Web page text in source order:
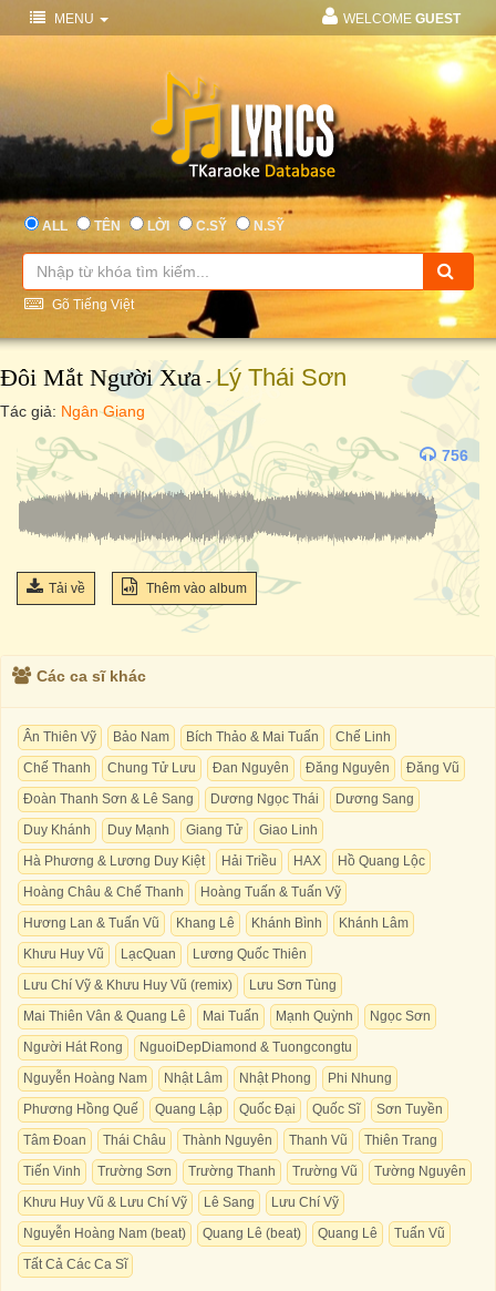
MENU WELCOME GUEST
ALL TÊN LỜI C.SỸ N.SỸ
Gõ Tiếng Việt
Đôi Mắt Người Xưa -Lý Thái Sơn
Tác giả: Ngân Giang
756
Tải về Thêm vào album
Các ca sĩ khác
Ân Thiên Vỹ Bảo Nam Bích Thảo & Mai Tuấn
Chế Linh
Chế Thanh
Chung Tử Lưu Đan Nguyên Đăng Nguyên
Đăng Vũ
Đoàn Thanh Sơn & Lê Sang
Dương Ngọc Thái
Dương Sang
Duy Khánh
Duy Mạnh Giang Tử
Giao Linh
Hà Phương & Lương Duy Kiệt
Hải Triều HAX
Hồ Quang Lộc
Hoàng Châu & Chế Thanh
Hoàng Tuấn & Tuấn Vỹ
Hương Lan & Tuấn Vũ
Khang Lê Khánh Bình
Khánh Lâm
Khưu Huy Vũ
LạcQuan
Lương Quốc Thiên
Lưu Chí Vỹ & Khưu Huy Vũ (remix)
Lưu Sơn Tùng
Mai Thiên Vân & Quang Lê
Mai Tuấn Mạnh Quỳnh
Ngọc Sơn
Người Hát Rong
NguoiDepDiamond & Tuongcongtu
Nguyễn Hoàng Nam
Nhật Lâm Nhật Phong
Phi Nhung
Phương Hồng Quế
Quang Lập Quốc Đại Quốc Sĩ
Sơn Tuyền
Tâm Đoan
Thái Châu Thành Nguyên Thanh Vũ
Thiên Trang
Tiến Vinh
Trường Sơn Trường Thanh Trường Vũ
Tường Nguyên
Khưu Huy Vũ & Lưu Chí Vỹ
Lê Sang
Lưu Chí Vỹ
Nguyễn Hoàng Nam (beat)
Quang Lê (beat) Quang Lê
Tuấn Vũ
Tất Cả Các Ca Sĩ